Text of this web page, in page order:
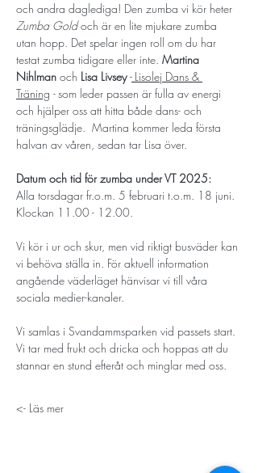
och andra daglediga! Den zumba vi kör heter
Zumba Gold och är en lite mjukare zumba
utan hopp. Det spelar ingen roll om du har
testat zumba tidigare eller inte. Martina
Nihlman och Lisa Livsey - Lisolej Dans &
Träning - som leder passen är fulla av energi
och hjälper oss att hitta både dans- och
träningsglädje.  Martina kommer leda första
halvan av våren, sedan tar Lisa över.
Datum och tid för zumba under VT 2025:
Alla torsdagar fr.o.m. 5 februari t.o.m. 18 juni.
Klockan 11.00 - 12.00.
Vi kör i ur och skur, men vid riktigt busväder kan
vi behöva ställa in. För aktuell information
angående väderläget hänvisar vi till våra
sociala medier-kanaler.
Vi samlas i Svandammsparken vid passets start.
Vi tar med frukt och dricka och hoppas att du
stannar en stund efteråt och minglar med oss.
Läs mer ->